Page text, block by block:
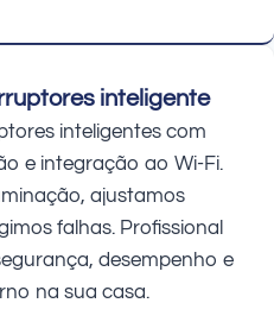
inteligente
inteligentes com
e integração ao Wi-Fi.
ajustamos
falhas. Profissional
desempenho e
na sua casa.